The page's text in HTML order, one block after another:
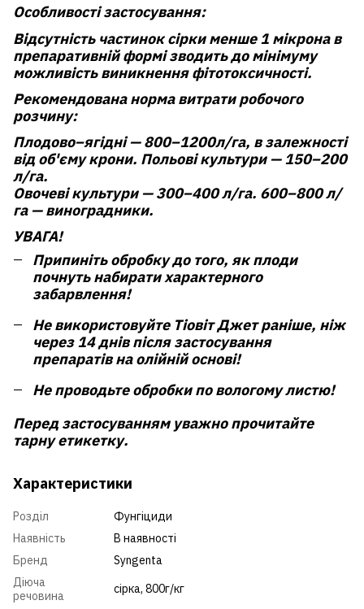
Особливості застосування:
Відсутність частинок сірки менше 1 мікрона в
препаративній формі зводить до мінімуму
можливіcть виникнення фітотоксичності.
Рекомендована норма витрати робочого
розчину:
Плодово–ягідні — 800–1200л/га, в залежності
від об'єму крони. Польові культури — 150–200
л/га.
Овочеві культури — 300–400 л/га. 600–800 л/
га — виноградники.
УВАГА!
Припиніть обробку до того, як плоди
почнуть набирати характерного
забарвлення!
Не використовуйте Тіовіт Джет раніше, ніж
через 14 днів після застосування
препаратів на олійній основі!
Не проводьте обробки по вологому листю!
Перед застосуванням уважно прочитайте
тарну етикетку.
Характеристики
Розділ
Фунгіциди
Наявність
В наявності
Бренд
Syngenta
Діюча
речовина
сірка, 800г/кг